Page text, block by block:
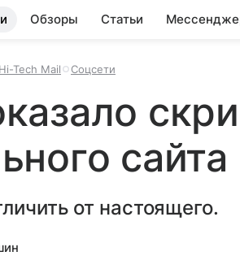
Обзоры Статьи
Hi-Tech Mail Соцсети
от настоящего.